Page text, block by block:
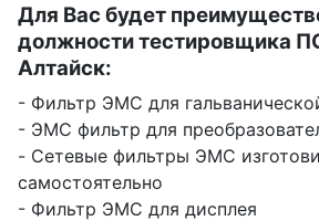
Для Вас будет
должности тестировщика
Алтайск:
- Фильтр ЭМС для
- ЭМС фильтр для
- Сетевые фильтры ЭМС
самостоятельно
- Фильтр ЭМС для дисплея